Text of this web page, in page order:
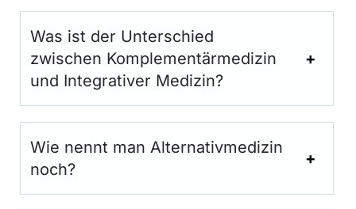
Was ist der Unterschied
zwischen Komplementärmedizin
und Integrativer Medizin?
Wie nennt man Alternativmedizin
noch?